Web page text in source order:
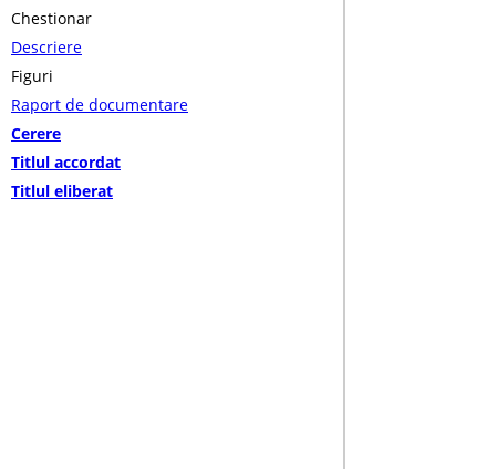
Chestionar
Descriere
Figuri
Raport de documentare
Cerere
Titlul accordat
Titlul eliberat